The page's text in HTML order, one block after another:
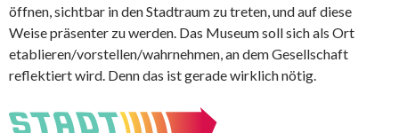
öffnen, sichtbar in den Stadtraum zu treten, und auf diese
Weise präsenter zu werden. Das Museum soll sich als Ort
etablieren/vorstellen/wahrnehmen, an dem Gesellschaft
reflektiert wird. Denn das ist gerade wirklich nötig.